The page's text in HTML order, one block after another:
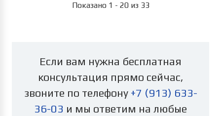
Показано 1 - 20 из 33
Если вам нужна бесплатная
консультация прямо сейчас,
звоните по телефону +7 (913) 633-
36-03 и мы ответим на любые